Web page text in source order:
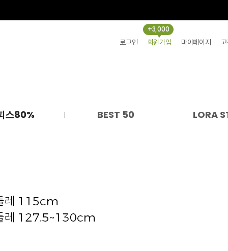
로그인 회원가입
+3,000
마이페이지
스80% BEST 50 LORA